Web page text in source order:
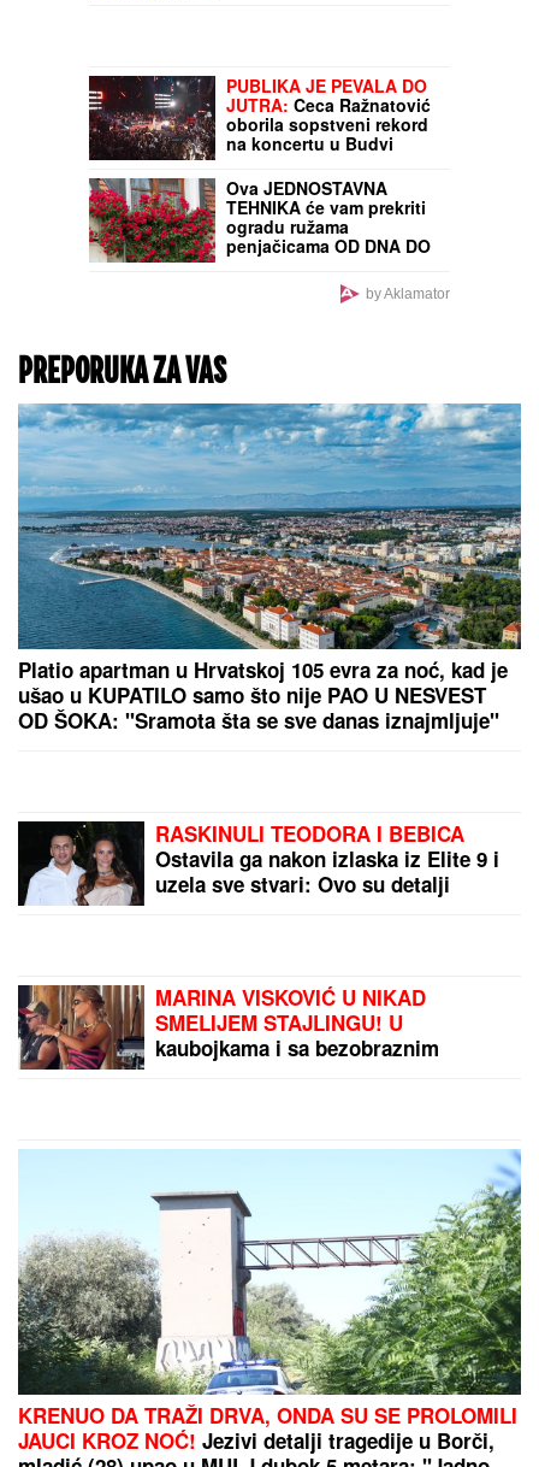
Glumac objavio
fotografiju iz frizerskog
salona, spreman za novu
transformaciju
Evropa nespremna za
novu energetsku krizu:
ECB upozorava da je
prostora za pomoć sve
manje
PUBLIKA JE PEVALA DO
Ova JEDNOSTAVNA
TEHNIKA će vam prekriti
ogradu ružama
penjačicama OD DNA DO
PREPORUKA ZA VAS